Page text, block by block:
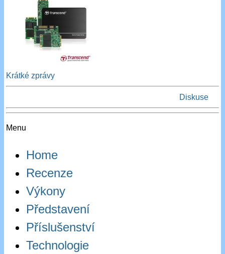
Krátké zprávy
Diskuse
Menu
Home
Recenze
Výkony
Představení
Příslušenství
Technologie